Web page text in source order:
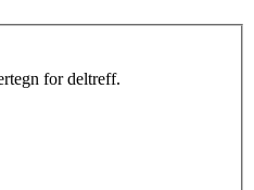
for deltreff.